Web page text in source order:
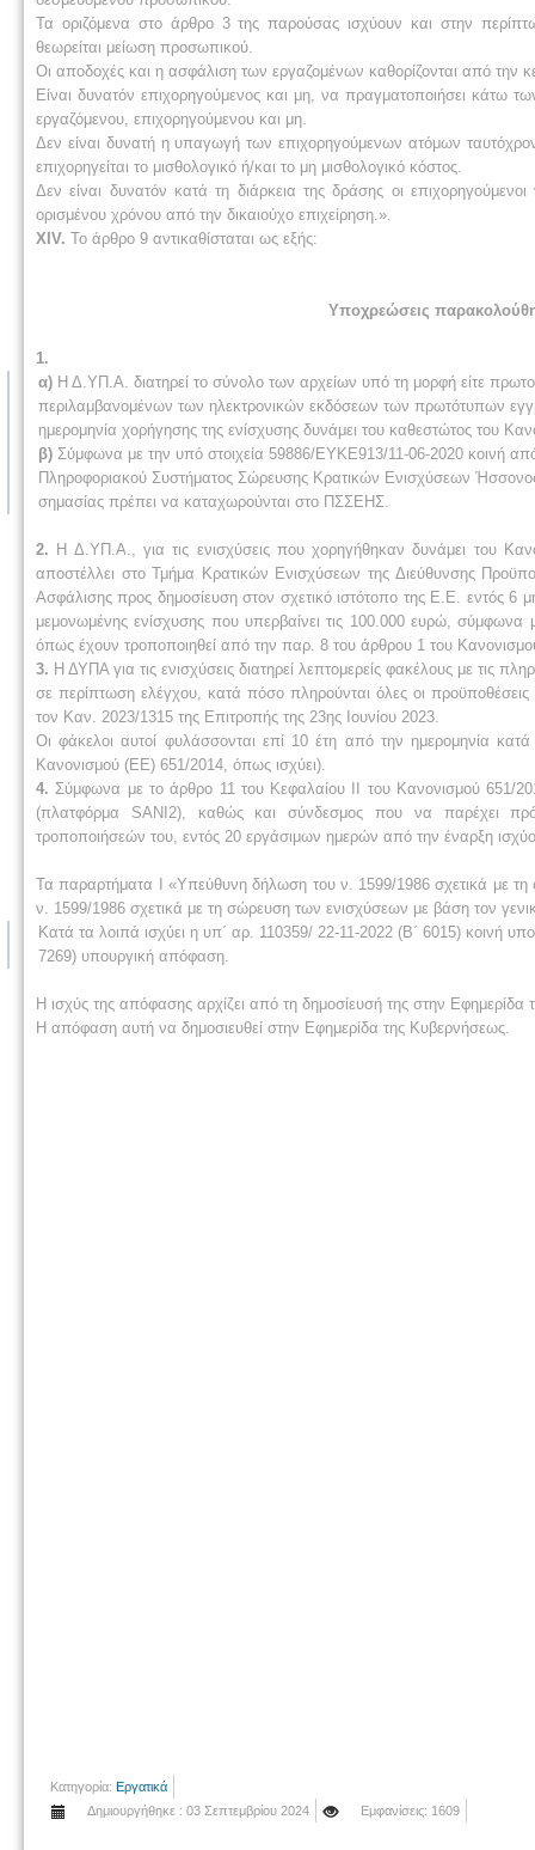
Τα οριζόμενα στο άρθρο 3 της παρούσας ισχύουν και στην
θεωρείται μείωση προσωπικού.
Οι αποδοχές και η ασφάλιση των εργαζομένων καθορίζονται από την
Είναι δυνατόν επιχορηγούμενος και μη, να πραγματοποιήσει
εργαζόμενου, επιχορηγούμενου και μη.
Δεν είναι δυνατή η υπαγωγή των επιχορηγούμενων ατόμων
επιχορηγείται το μισθολογικό ή/και το μη μισθολογικό κόστος.
Δεν είναι δυνατόν κατά τη διάρκεια της δράσης οι
ορισμένου χρόνου από την δικαιούχο επιχείρηση.».
XΙV. Το άρθρο 9 αντικαθίσταται ως εξής:
Υποχρεώσεις
1.
α) Η Δ.ΥΠ.Α. διατηρεί το σύνολο των αρχείων υπό τη μορφή είτε
περιλαμβανομένων των ηλεκτρονικών εκδόσεων των πρωτότυπων
ημερομηνία χορήγησης της ενίσχυσης δυνάμει του καθεστώτος του
β) Σύμφωνα με την υπό στοιχεία 59886/ΕΥΚΕ913/11-06-2020 κοινή
Πληροφοριακού Συστήματος Σώρευσης Κρατικών Ενισχύσεων
σημασίας πρέπει να καταχωρούνται στο ΠΣΣΕΗΣ.
2. Η Δ.ΥΠ.Α., για τις ενισχύσεις που χορηγήθηκαν δυνάμει του
αποστέλλει στο Τμήμα Κρατικών Ενισχύσεων της Διεύθυνσης
Ασφάλισης προς δημοσίευση στον σχετικό ιστότοπο της Ε.Ε. εντός
μεμονωμένης ενίσχυσης που υπερβαίνει τις 100.000 ευρώ,
όπως έχουν τροποποιηθεί από την παρ. 8 του άρθρου 1 του
3. Η ΔΥΠΑ για τις ενισχύσεις διατηρεί λεπτομερείς φακέλους με τις
σε περίπτωση ελέγχου, κατά πόσο πληρούνται όλες οι
τον Καν. 2023/1315 της Επιτροπής της 23ης Ιουνίου 2023.
Οι φάκελοι αυτοί φυλάσσονται επί 10 έτη από την ημερομηνία
Κανονισμού (ΕΕ) 651/2014, όπως ισχύει).
4. Σύμφωνα με το άρθρο 11 του Κεφαλαίου ΙΙ του Κανονισμού 651/
(πλατφόρμα SANI2), καθώς και σύνδεσμος που να παρέχει
τροποποιήσεών του, εντός 20 εργάσιμων ημερών από την έναρξη
Τα παραρτήματα Ι «Υπεύθυνη δήλωση του ν. 1599/1986 σχετικά με
ν. 1599/1986 σχετικά με τη σώρευση των ενισχύσεων με βάση τον
Κατά τα λοιπά ισχύει η υπ΄ αρ. 110359/ 22-11-2022 (Β΄ 6015) κοινή
7269) υπουργική απόφαση.
Η ισχύς της απόφασης αρχίζει από τη δημοσίευσή της στην Εφημερίδα
Η απόφαση αυτή να δημοσιευθεί στην Εφημερίδα της Κυβερνήσεως.
Κατηγορία: Εργατικά
Δημιουργήθηκε : 03 Σεπτεμβρίου 2024
Εμφανίσεις: 1609